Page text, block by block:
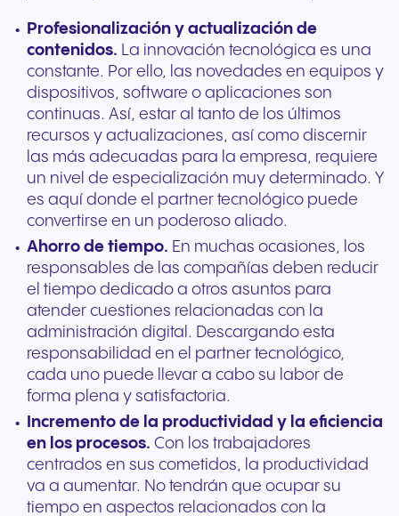
Profesionalización y actualización de
contenidos. La innovación tecnológica es una
constante. Por ello, las novedades en equipos y
dispositivos, software o aplicaciones son
continuas. Así, estar al tanto de los últimos
recursos y actualizaciones, así como discernir
las más adecuadas para la empresa, requiere
un nivel de especialización muy determinado. Y
es aquí donde el partner tecnológico puede
convertirse en un poderoso aliado.
Ahorro de tiempo. En muchas ocasiones, los
responsables de las compañías deben reducir
el tiempo dedicado a otros asuntos para
atender cuestiones relacionadas con la
administración digital. Descargando esta
responsabilidad en el partner tecnológico,
cada uno puede llevar a cabo su labor de
forma plena y satisfactoria.
Incremento de la productividad y la eficiencia
en los procesos.Con los trabajadores
centrados en sus cometidos, la productividad
va a aumentar. No tendrán que ocupar su
tiempo en aspectos relacionados con la